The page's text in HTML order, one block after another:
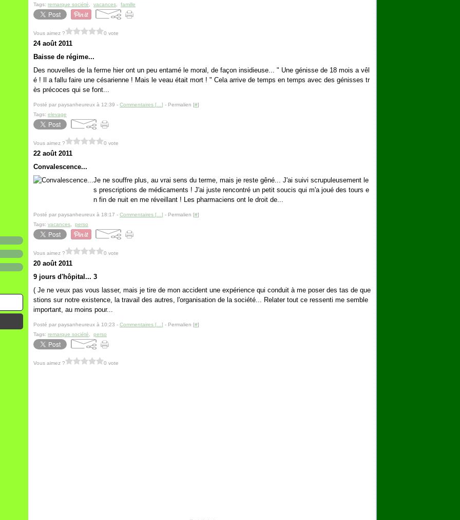
Tags: remarque société vacances famille
Vous aimez ? 0 vote
24 août 2011
Baisse de régime...
Des nouvelles de la ferme hier ont un peu entamé le moral, de façon insidieuse... " Une génisse de 18 mois a vêl
é ! Il a fallu faire une césarienne ! Mais le veau était mort ! " Cela arrive de temps en temps avec des génisses tr
ès précoces qui se font...
Posté par paysanheureux à 12:39 - Commentaires [ ] - Permalien [#]
Tags: elevage
Vous aimez ? 0 vote
22 août 2011
Convalescence...
Je ne souffre plus, au vrai sens du terme, mais je reste gêné... J'ai suivi scrupuleusement le
s prescriptions de médicaments ! J'ai juste rencontré un petit soucis qui m'a joué des tours e
n fin de nuit en me réveillant ! Les pharmaciens ont le droit de...
Posté par paysanheureux à 18:17 - Commentaires [ ] - Permalien [#]
Tags: vacances perso
Vous aimez ? 0 vote
20 août 2011
9 jours d'hôpital... 3
( Je ne veux pas vous lasser, mais je tire de mon accident une expérience qui conduit à me poser des tas de que
stions sur notre existence, la travail des autres, l'organisation de la société... Relater tout ce ressenti me semble
important, au moins pour...
Posté par paysanheureux à 10:23 - Commentaires [ ] - Permalien [#]
Tags: remarque société perso
Vous aimez ? 0 vote